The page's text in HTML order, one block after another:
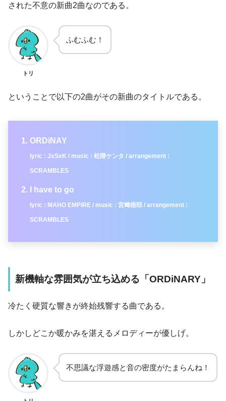
された不意の新曲2曲なのである。
トリ
ふむふむ！
ということで以下の2曲がその新曲のタイトルである。
ORDiNAY
lyric : JxSxK / music : 松隈ケンタ / arrangement :
SCRAMBLES
I have to go
lyric : MAHO EMPiRE / music : 宮﨑梧郎 / arrangement :
SCRAMBLES
新機軸な雰囲気が立ち込める「ORDiNARY」
冷たく硬質な響きが終始残響する曲である。
しかしどこか暖かみを湛えるメロディーが優しげ。
不思議な浮遊感と音の密度がたまらんね！